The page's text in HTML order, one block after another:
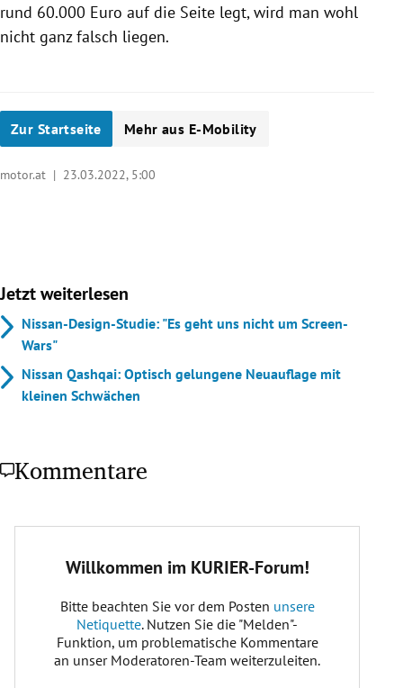
rund 60.000 Euro auf die Seite legt, wird man wohl
nicht ganz falsch liegen.
Zur Startseite Mehr aus E-Mobility
motor.at | 23.03.2022, 5:00
Jetzt weiterlesen
Nissan-Design-Studie: "Es geht uns nicht um Screen-
Wars"
Nissan Qashqai: Optisch gelungene Neuauflage mit
kleinen Schwächen
Kommentare